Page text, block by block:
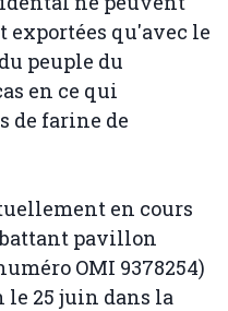
exportées qu'avec le
peuple du
en ce qui
de farine de
en cours
pavillon
OMI 9378254)
25 juin dans la